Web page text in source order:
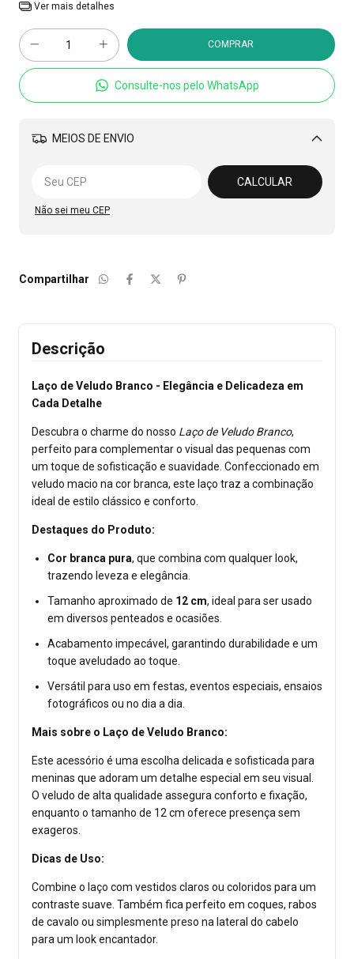
Ver mais detalhes
Consulte-nos pelo WhatsApp
MEIOS DE ENVIO
Alterar CEP
CALCULAR
Não sei meu CEP
Compartilhar
Descrição
Laço de Veludo Branco - Elegância e Delicadeza em
Cada Detalhe
Descubra o charme do nosso Laço de Veludo Branco,
perfeito para complementar o visual das pequenas com
um toque de sofisticação e suavidade. Confeccionado em
veludo macio na cor branca, este laço traz a combinação
ideal de estilo clássico e conforto.
Destaques do Produto:
Cor branca pura, que combina com qualquer look,
trazendo leveza e elegância.
Tamanho aproximado de 12 cm, ideal para ser usado
em diversos penteados e ocasiões.
Acabamento impecável, garantindo durabilidade e um
toque aveludado ao toque.
Versátil para uso em festas, eventos especiais, ensaios
fotográficos ou no dia a dia.
Mais sobre o Laço de Veludo Branco:
Este acessório é uma escolha delicada e sofisticada para
meninas que adoram um detalhe especial em seu visual.
O veludo de alta qualidade assegura conforto e fixação,
enquanto o tamanho de 12 cm oferece presença sem
exageros.
Dicas de Uso:
Combine o laço com vestidos claros ou coloridos para um
contraste suave. Também fica perfeito em coques, rabos
de cavalo ou simplesmente preso na lateral do cabelo
para um look encantador.